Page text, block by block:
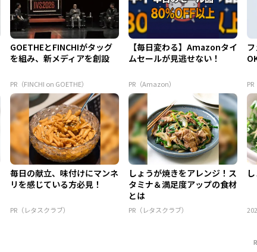
GOETHEとFINCHIがタッグ
を組み、新メディアを創設
PR（FINCHI on GOETHE）
【毎日変わる】Amazonタイ
ムセールが見逃せない！
PR（Amazon）
毎日の献立、味付けにマンネ
リを感じている方必見！
PR（レタスクラブ）
しょうが焼きをアレンジ！ス
タミナ＆満足度アップの食材
とは
PR（レタスクラブ）